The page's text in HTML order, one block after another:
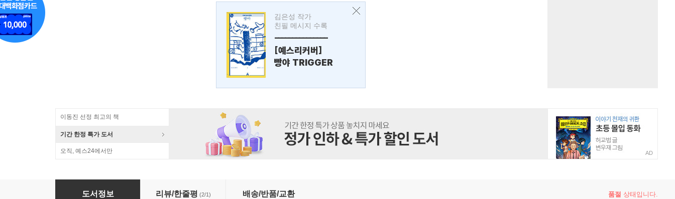
김은성 작가
친필 메시지 수록
---------------
[예스리커버]
빵야 TRIGGER
이동진 선정 최고의 책
기간 한정 특가 도서
오직, 예스24에서만 AD
번역가의 서재
도서정보 리뷰/한줄평 (2/1) 배송/반품/교환 품절 상태입니다.